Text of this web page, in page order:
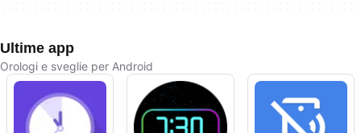
Ultime app
Orologi e sveglie per Android